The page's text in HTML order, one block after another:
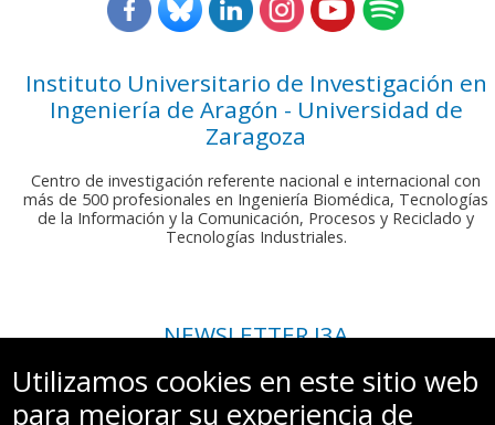
Instituto Universitario de Investigación en
Ingeniería de Aragón - Universidad de
Zaragoza
Centro de investigación referente nacional e internacional con
más de 500 profesionales en Ingeniería Biomédica, Tecnologías
de la Información y la Comunicación, Procesos y Reciclado y
Tecnologías Industriales.
NEWSLETTER I3A
Si deseas recibir nuestro boletín mensual, envíanos un correo a:
comunicacion.i3a@unizar.es
Utilizamos cookies en este sitio web
para mejorar su experiencia de